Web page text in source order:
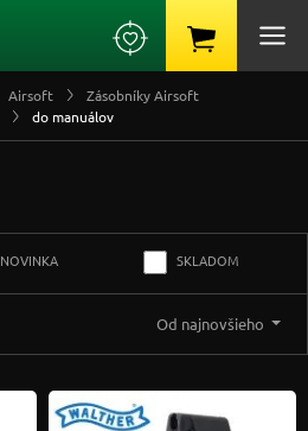
Airsoft
Zásobníky Airsoft
do manuálov
NOVINKA SKLADOM
Od najnovšieho